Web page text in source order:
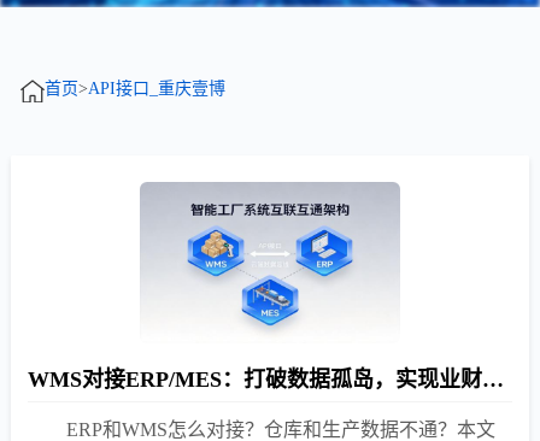
首页>API接口_重庆壹博
WMS对接ERP/MES：打破数据孤岛，实现业财一体化与生产联动
ERP和WMS怎么对接？仓库和生产数据不通？本文